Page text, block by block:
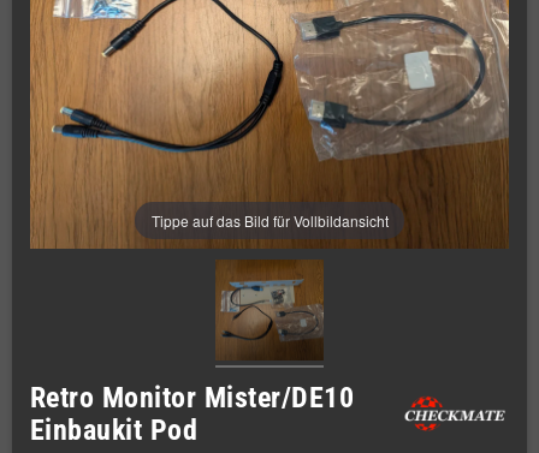
Tippe auf das Bild für Vollbildansicht
Retro Monitor Mister/DE10
Einbaukit Pod